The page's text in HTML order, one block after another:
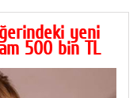
yeni
500 bin TL